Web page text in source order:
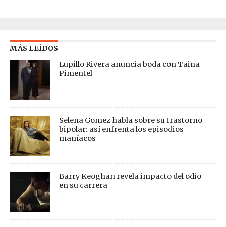
MÁS LEÍDOS
Lupillo Rivera anuncia boda con Taina
Pimentel
Selena Gomez habla sobre su trastorno
bipolar: así enfrenta los episodios
maníacos
Barry Keoghan revela impacto del odio
en su carrera